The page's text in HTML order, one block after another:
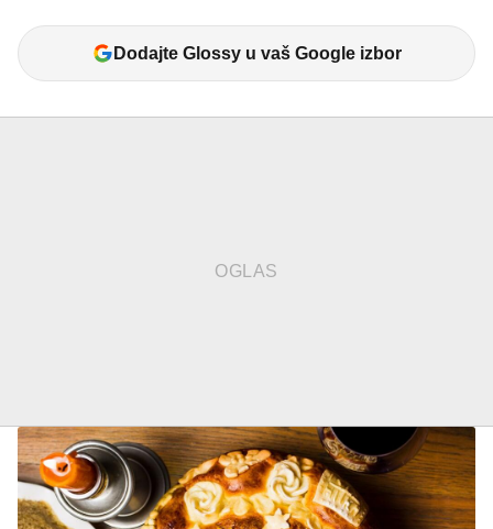
Dodajte Glossy u vaš Google izbor